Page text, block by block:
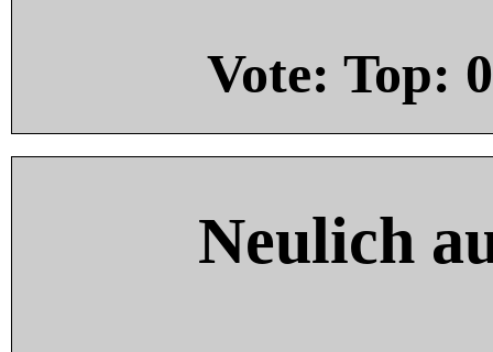
Vote: Top: 0
Neulich